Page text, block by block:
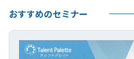
おすすめのセミナー